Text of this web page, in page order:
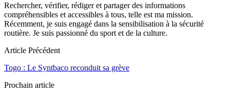
Rechercher, vérifier, rédiger et partager des informations
compréhensibles et accessibles à tous, telle est ma mission.
Récemment, je suis engagé dans la sensibilisation à la sécurité
routière. Je suis passionné du sport et de la culture.
Article Précédent
Togo : Le Syntbaco reconduit sa grève
Prochain article